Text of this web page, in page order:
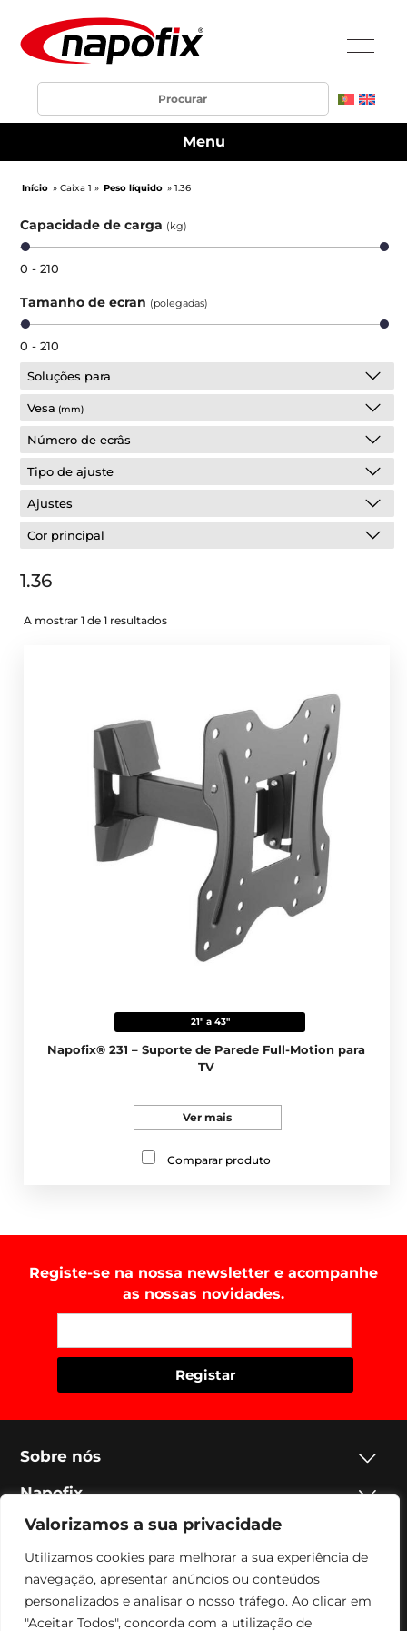
Valorizamos a sua privacidade
Utilizamos cookies para melhorar a sua experiência de
navegação, apresentar anúncios ou conteúdos
personalizados e analisar o nosso tráfego. Ao clicar em
"Aceitar Todos", concorda com a utilização de
Menu
Início » Caixa 1 » Peso líquido » 1.36
Capacidade de carga (kg)
0 - 210
Tamanho de ecran (polegadas)
0 - 210
Soluções para
Vesa (mm)
Número de ecrâs
Tipo de ajuste
Ajustes
Cor principal
1.36
A mostrar 1 de 1 resultados
21" a 43"
Napofix® 231 – Suporte de Parede Full-Motion para
TV
Ver mais
Comparar produto
Registe-se na nossa newsletter e acompanhe
as nossas novidades.
Sobre nós
Napofix
Contactos
Legal
Social